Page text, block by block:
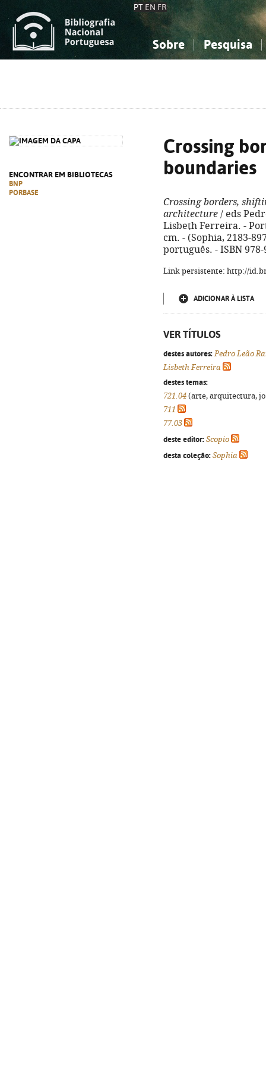
PT EN FR
Sobre Pesquisa
ENCONTRAR EM BIBLIOTECAS
BNP
PORBASE
Crossing
boundaries
Crossing borders,
architecture / eds
Lisbeth Ferreira. -
cm. - (Sophia, 2183-
português. - ISBN 978-
Link persistente: http://
ADICIONAR À LISTA
VER TÍTULOS
destes autores: Pedro Leão
Lisbeth Ferreira
destes temas:
721.04 (arte, arquitectura,
711
77.03
deste editor: Scopio
desta coleção: Sophia